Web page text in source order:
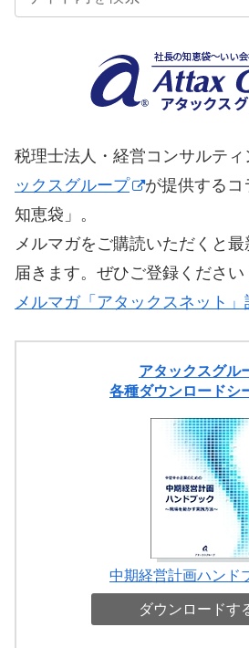
税理士法人・経営コンサルテ
ックスグループ
が提供するコ
知恵袋」。
メルマガをご購読いただくと最
届きます。ぜひご登録ください
メルマガ「アタックスネット」
アタックスグル
各種ダウンロードシ
中期経営計画ハンド
ダウンロードす